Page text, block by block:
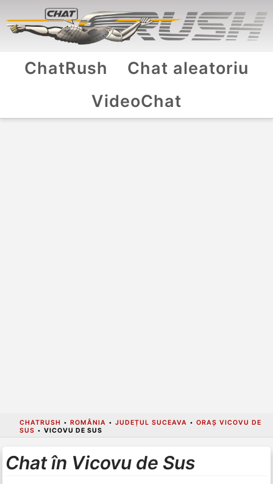
ChatRush
Chat aleatoriu
VideoChat
CHATRUSH • ROMÂNIA • JUDEȚUL SUCEAVA • ORAȘ VICOVU DE
SUS • VICOVU DE SUS
Chat în Vicovu de Sus